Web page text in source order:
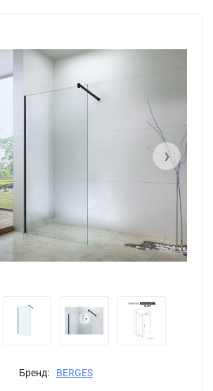
›
Бренд: BERGES